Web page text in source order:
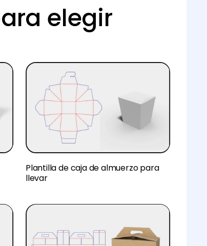
elegir
Plantilla de caja de almuerzo para
llevar